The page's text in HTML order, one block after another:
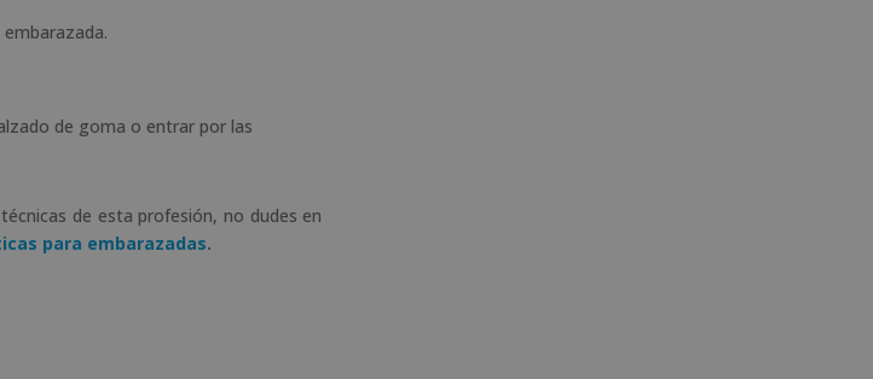
de goma o entrar por las
de esta profesión, no dudes en
para embarazadas.